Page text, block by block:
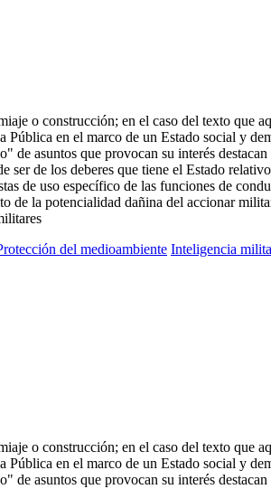
o construcción; en el caso del texto que
en el marco de un Estado social y
asuntos que provocan su interés
de los deberes que tiene el Estado
de uso específico de las funciones de
la potencialidad dañina del accionar
del medioambiente Inteligencia
o construcción; en el caso del texto que
en el marco de un Estado social y
asuntos que provocan su interés